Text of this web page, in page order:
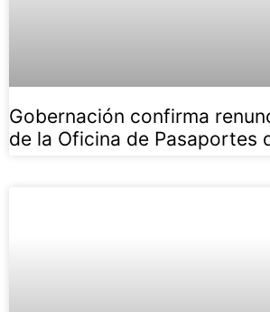
Gobernación confirma
de la Oficina de Pasaportes